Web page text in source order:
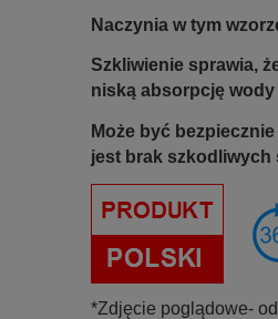
Naczynia w tym
Szkliwienie sprawia,
niską absorpcję wody
Może być
jest brak szkodliwych
*Zdjęcie poglądowe-